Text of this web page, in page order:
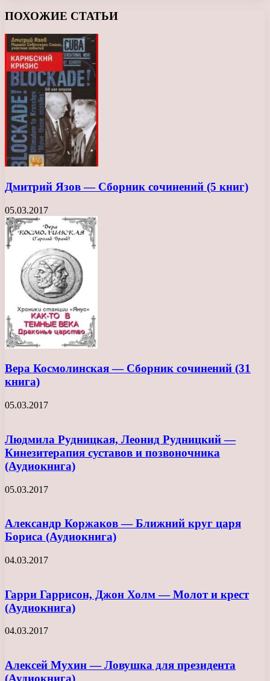
ПОХОЖИЕ СТАТЬИ
Дмитрий Язов — Сборник сочинений (5 книг)
05.03.2017
Вера Космолинская — Сборник сочинений (31
книга)
05.03.2017
Людмила Рудницкая, Леонид Рудницкий —
Кинезитерапия суставов и позвоночника
(Аудиокнига)
05.03.2017
Александр Коржаков — Ближний круг царя
Бориса (Аудиокнига)
04.03.2017
Гарри Гаррисон, Джон Холм — Молот и крест
(Аудиокнига)
04.03.2017
Алексей Мухин — Ловушка для президента
(Аудиокнига)